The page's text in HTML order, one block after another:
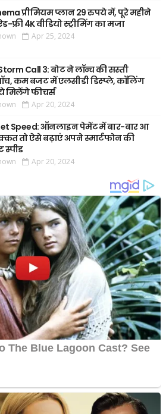
प्रीमियम प्लान 29 रुपये में, पूरे महीने
फ्री 4K वीडियो स्ट्रीमिंग का मजा
Apr 25, 2024
Call 3: बोट ने लॉन्च की सस्ती
कम बजट में एलसीडी डिस्प्ले, कॉलिंग
मिलेंगे फीचर्स
Apr 20, 2024
Speed: ऑनलाइन पेमेंट में बार-बार आ
तो ऐसे बढ़ाएं अपने स्मार्टफोन की
स्पीड
Apr 20, 2024